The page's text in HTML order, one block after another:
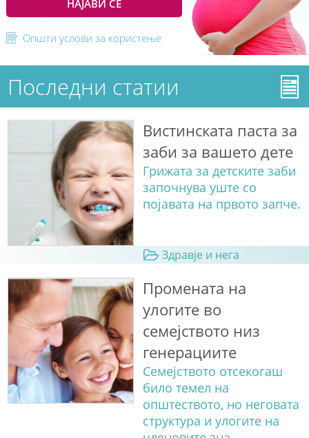
НАЈАВИ СЕ
Општи услови за користење
Последни статии
Вистинската паста за
заби за вашето дете
Грижата за детските заби
започнува уште со
појавата на првото запче.
Здравје и нега
Промената на
улогите во
семејството низ
генерациите
Семејството отсекогаш
било темел на
општеството, но неговата
структура и улогите на